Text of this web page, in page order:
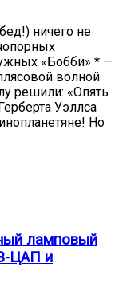
ничего не
«Бобби» * —
волной
решили: «Опять
Уэллса
Но
ламповый
ЦАП и